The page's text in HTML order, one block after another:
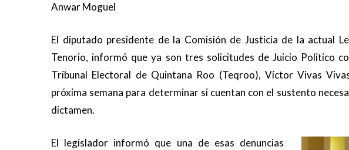
Anwar Moguel
El diputado presidente de la Comisión de Justicia de la actual
Tenorio, informó que ya son tres solicitudes de Juicio Politico
Tribunal Electoral de Quintana Roo (Teqroo), Víctor Vivas
próxima semana para determinar si cuentan con el sustento
dictamen.
El legislador informó que una de esas denuncias